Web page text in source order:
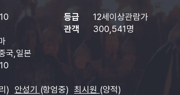
등급
12세이상관람가
관객
300,541명
국,일본
) 안성기 (항엄중) 최시원 (양적)